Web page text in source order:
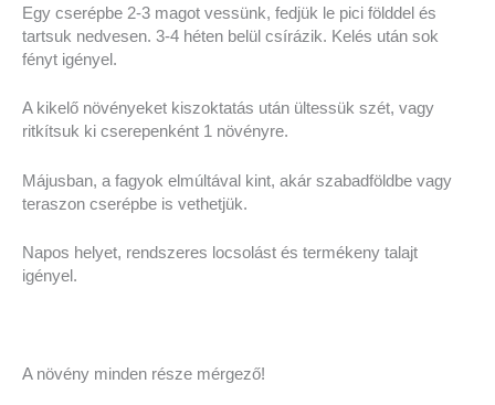
Egy cserépbe 2-3 magot vessünk, fedjük le pici földdel és
tartsuk nedvesen. 3-4 héten belül csírázik. Kelés után sok
fényt igényel.
A kikelő növényeket kiszoktatás után ültessük szét, vagy
ritkítsuk ki cserepenként 1 növényre.
Májusban, a fagyok elmúltával kint, akár szabadföldbe vagy
teraszon cserépbe is vethetjük.
Napos helyet, rendszeres locsolást és termékeny talajt
igényel.
A növény minden része mérgező!